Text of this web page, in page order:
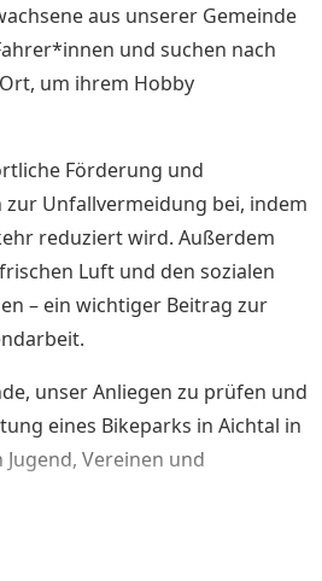
aus unserer Gemeinde
und suchen nach
um ihrem Hobby
Förderung und
Unfallvermeidung bei, indem
reduziert wird. Außerdem
Luft und den sozialen
– ein wichtiger Beitrag zur
unser Anliegen zu prüfen und
eines Bikeparks in Aichtal in
Vereinen und